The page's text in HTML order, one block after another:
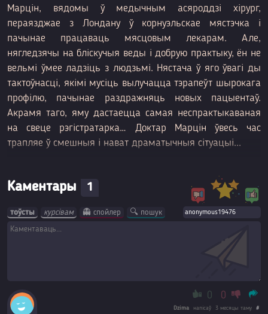
Марцін, вядомы ў медычным асяроддзі хірург,
пераязджае з Лондану ў корнуэльскае мястэчка і
пачынае працаваць мясцовым лекарам. Але,
нягледзячы на бліскучыя веды і добрую практыку, ён не
вельмі ўмее ладзіць з людзьмі. Нястача ў яго ўвагі ды
тактоўнасці, якімі мусіць вылучацца тэрапеўт шырокага
профілю, пачынае раздражняць новых пацыентаў.
Акрамя таго, яму дастаецца самая неспрактыкаваная
на свеце рэгістратарка… Доктар Марцін ўвесь час
трапляе ў смешныя і нават драматычныя сітуацыі...
Каментары 1
тоўсты курсівам 👻 спойлер 🔍 пошук
0 0
Dzima напісаў 3 месяцы таму #